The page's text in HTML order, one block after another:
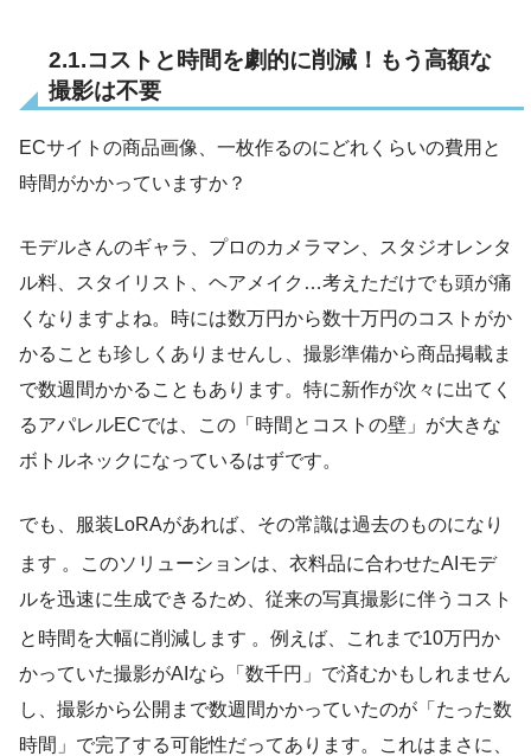
2.1.コストと時間を劇的に削減！もう高額な
撮影は不要
ECサイトの商品画像、一枚作るのにどれくらいの費用と
時間がかかっていますか？
モデルさんのギャラ、プロのカメラマン、スタジオレンタ
ル料、スタイリスト、ヘアメイク…考えただけでも頭が痛
くなりますよね。時には数万円から数十万円のコストがか
かることも珍しくありませんし、撮影準備から商品掲載ま
で数週間かかることもあります。特に新作が次々に出てく
るアパレルECでは、この「時間とコストの壁」が大きな
ボトルネックになっているはずです。
でも、服装LoRAがあれば、その常識は過去のものになり
ます 。このソリューションは、衣料品に合わせたAIモデ
ルを迅速に生成できるため、従来の写真撮影に伴うコスト
と時間を大幅に削減します 。例えば、これまで10万円か
かっていた撮影がAIなら「数千円」で済むかもしれません
し、撮影から公開まで数週間かかっていたのが「たった数
時間」で完了する可能性だってあります。これはまさに、